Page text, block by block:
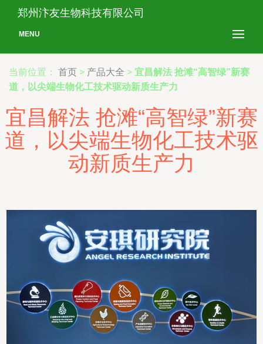
郑州汴友生物科技有限公司
MENU
当前位置： 首页 > 产品大全 > 宜昌解法 抢滩“高智绿”新赛
道，以尖端生物化工技术驱动新质生产力
宜昌解法 抢滩“高智绿”新赛
道，以尖端生物化工技术驱
动新质生产力